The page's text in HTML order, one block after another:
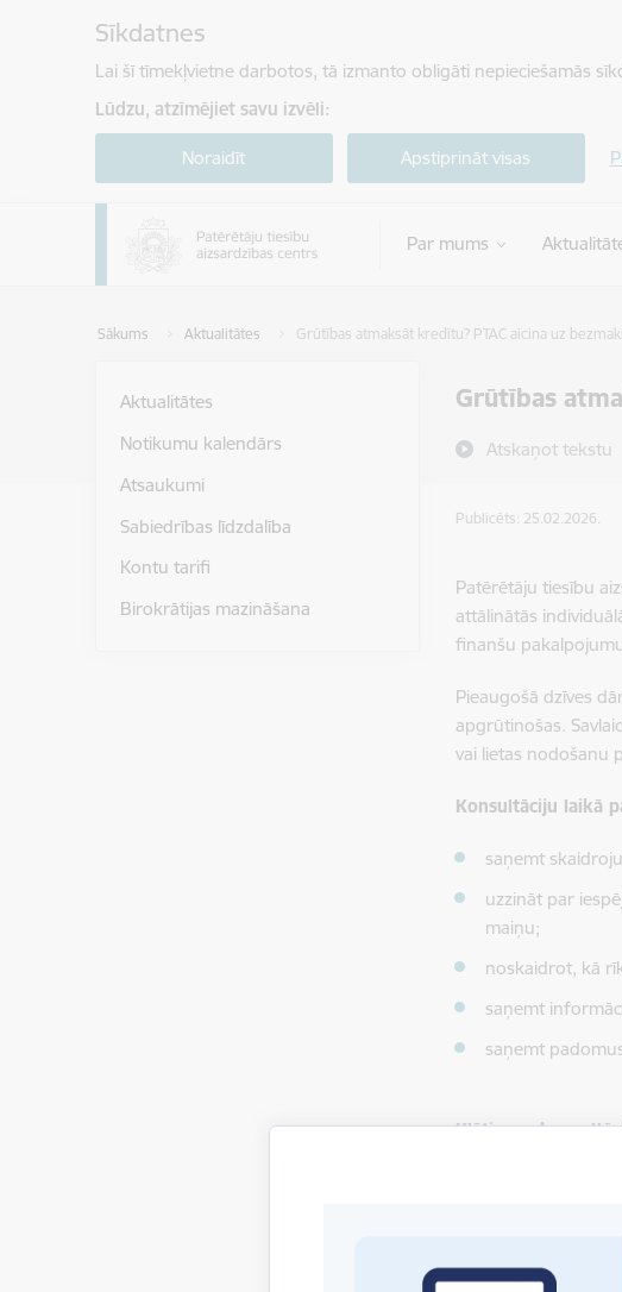
Sīkdatnes
Lai šī tīmekļvietne darbotos, tā izmanto obligāti nepieciešamās
Lūdzu, atzīmējiet savu izvēli:
Noraidīt Apstiprināt visas
Par mums
Sākums Aktualitātes Grūtības atmaksāt kredītu? PTAC aicina uz
Grūtības
Atskaņot tekstu
Aktualitātes
Notikumu kalendārs
Atsaukumi
Sabiedrības līdzdalība
Kontu tarifi
Birokrātijas mazināšana
Publicēts: 25.02.2026.
Patērētāju tiesību
attālinātās
finanšu
Pieaugošā dzīves
apgrūtinošas.
vai lietas nodošanu
Konsultāciju laikā
saņemt
uzzināt par
maiņu;
noskaidrot, kā
saņemt
saņemt
Klātienes
no